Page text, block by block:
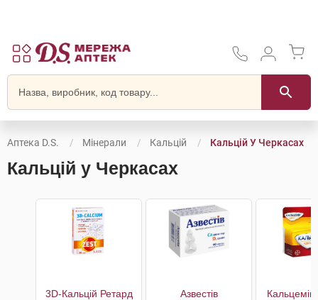
Аптека D.S. Мінерали Кальцій Кальцій У Черкасах
Кальцій у Черкасах
3D-Кальцій Ретард Азвестів